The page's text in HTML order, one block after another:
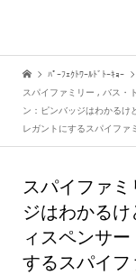
ﾊﾟｰﾌｪｸﾄﾜｰﾙﾄﾞﾄｰｷｮｰ
スパイファミリー , バス・
ン：ピンバッジはわかるけ
レガントにするスパイファ
スパイファ
ジはわかる
ィスペンサ
するスパイ